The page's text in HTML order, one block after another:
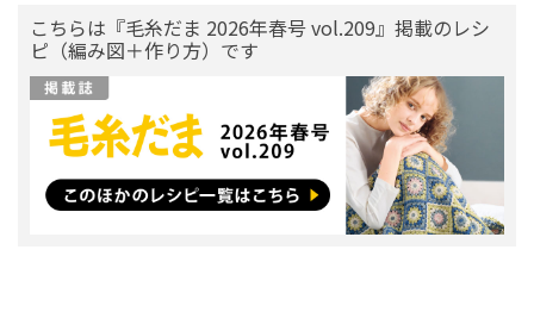
こちらは『毛糸だま 2026年春号 vol.209』掲載のレシ
ピ（編み図＋作り方）です